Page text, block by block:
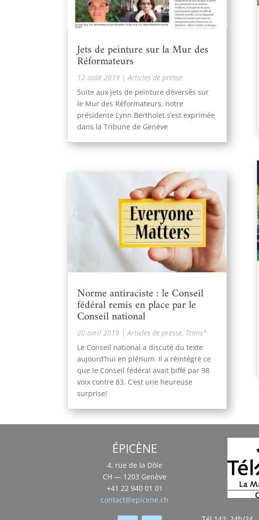
Jets de peinture sur la Mur des
Réformateurs
12 août 2019 |Articles de presse
Suite aux jets de peinture déversés sur
le Mur des Réformateurs, notre
présidente Lynn Bertholet s’est exprimée
dans la Tribune de Genève
Norme antiraciste : le Conseil
fédéral remis en place par le
Conseil national
20 avril 2019 |Articles de presse, Trans*
Le Conseil national a discuté du texte
aujourd’hui en plénum. Il a réintégré ce
que le Conseil fédéral avait biffé par 98
voix contre 83. C’est une heureuse
surprise!
ÉPICÈNE
4, rue de la Dôle
CH — 1203 Genève
+41 22 940 01 01
contact@epicene.ch